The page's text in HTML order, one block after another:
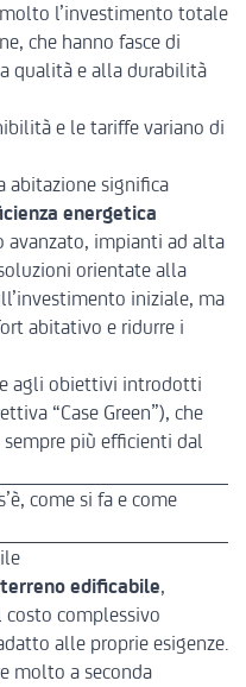
l’investimento totale
che hanno fasce di
qualità e alla durabilità
e le tariffe variano di
abitazione significa
energetica
avanzato, impianti ad alta
orientate alla
iniziale, ma
abitativo e ridurre i
agli obiettivi introdotti
“Case Green”), che
più efficienti dal
come si fa e come
terreno edificabile,
costo complessivo
alle proprie esigenze.
molto a seconda